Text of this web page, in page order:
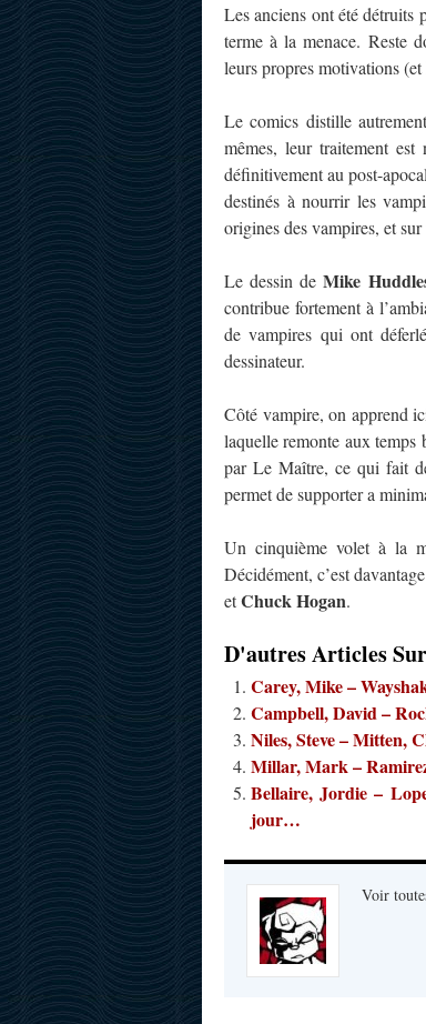
Les anciens ont été détruits
terme à la menace. Reste
leurs propres motivations
Le comics distille
mêmes, leur traitement est
définitivement au post-
destinés à nourrir les
origines des vampires, et
Le dessin deMike
contribue fortement à
de vampires qui ont
dessinateur.
Côté vampire, on apprend
laquelle remonte aux temps
par Le Maître, ce qui fait
permet de supporter a
Un cinquième volet à la
Décidément, c’est
etChuck Hogan.
D'autres Articles
Carey, Mike –
Campbell, David –
Niles, Steve – Mitten,
Millar, Mark –
Bellaire, Jordie –
jour…
Voir